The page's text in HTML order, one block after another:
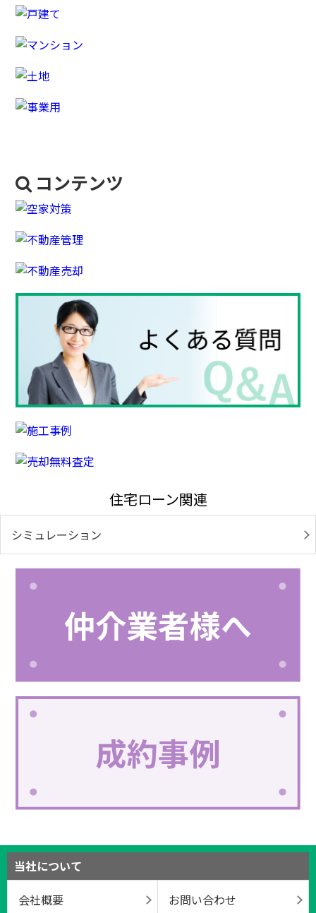
コンテンツ
住宅ローン関連
シミュレーション
当社について
会社概要
お問い合わせ